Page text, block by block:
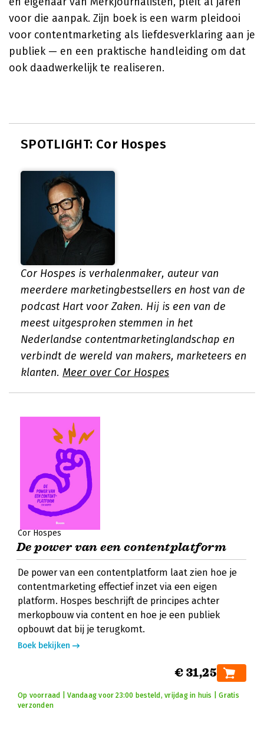
voor die aanpak. Zijn boek is een warm pleidooi
voor contentmarketing als liefdesverklaring aan je
publiek — en een praktische handleiding om dat
ook daadwerkelijk te realiseren.
SPOTLIGHT: Cor Hospes
Cor Hospes is verhalenmaker, auteur van
meerdere marketingbestsellers en host van de
podcast Hart voor Zaken. Hij is een van de
meest uitgesproken stemmen in het
Nederlandse contentmarketinglandschap en
verbindt de wereld van makers, marketeers en
klanten. Meer over Cor Hospes
Cor Hospes
De power van een contentplatform
De power van een contentplatform laat zien hoe je
contentmarketing effectief inzet via een eigen
platform. Hospes beschrijft de principes achter
merkopbouw via content en hoe je een publiek
opbouwt dat bij je terugkomt.
Boek bekijken
€ 31,25
Op voorraad | Vandaag voor 23:00 besteld, vrijdag in huis | Gratis
verzonden